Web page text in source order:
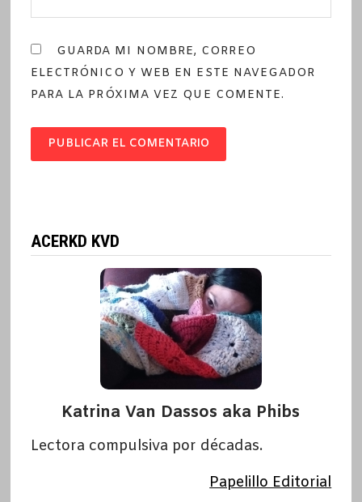
GUARDA MI NOMBRE, CORREO
ELECTRÓNICO Y WEB EN ESTE NAVEGADOR
PARA LA PRÓXIMA VEZ QUE COMENTE.
ACERKD KVD
Katrina Van Dassos aka Phibs
Lectora compulsiva por décadas.
Papelillo Editorial